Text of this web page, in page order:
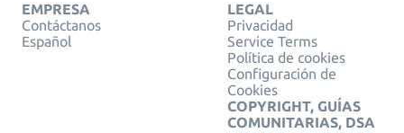
EMPRESA
Contáctanos
Español
LEGAL
Privacidad
Service Terms
Política de cookies
Configuración de
Cookies
COPYRIGHT, GUÍAS
COMUNITARIAS, DSA